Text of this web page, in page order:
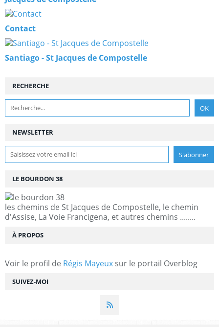
Contact
Santiago - St Jacques de Compostelle
NEWSLETTER
SUIVEZ-MOI
RECHERCHE
LE BOURDON 38
les chemins de St Jacques de Compostelle, le chemin
d'Assise, La Voie Francigena, et autres chemins ........
À PROPOS
Voir le profil de Régis Mayeux sur le portail Overblog